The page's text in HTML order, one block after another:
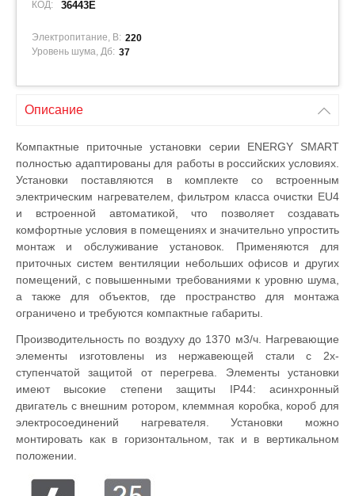
КОД: 36443E
Электропитание, В: 220
Уровень шума, Дб: 37
Описание
Компактные приточные установки серии ENERGY SMART
полностью адаптированы для работы в российских условиях.
Установки поставляются в комплекте со встроенным
электрическим нагревателем, фильтром класса очистки EU4
и встроенной автоматикой, что позволяет создавать
комфортные условия в помещениях и значительно упростить
монтаж и обслуживание установок. Применяются для
приточных систем вентиляции небольших офисов и других
помещений, с повышенными требованиями к уровню шума,
а также для объектов, где пространство для монтажа
ограничено и требуются компактные габариты.
Производительность по воздуху до 1370 м3/ч. Нагревающие
элементы изготовлены из нержавеющей стали с 2х-
ступенчатой защитой от перегрева. Элементы установки
имеют высокие степени защиты IP44: асинхронный
двигатель с внешним ротором, клеммная коробка, короб для
электросоединений нагревателя. Установки можно
монтировать как в горизонтальном, так и в вертикальном
положении.